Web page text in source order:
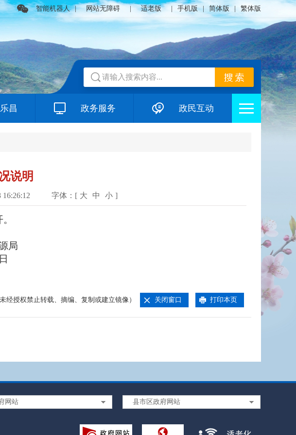
智能机器人 | 网站无障碍 适老版 手机版 简体版 繁体版
昌 政务服务 政民互动
说明
字体：[ 大 中 小 ]
局
未经授权禁止转载、摘编、复制或建立镜像） 关闭窗口 打印本页
网站 县市区政府网站